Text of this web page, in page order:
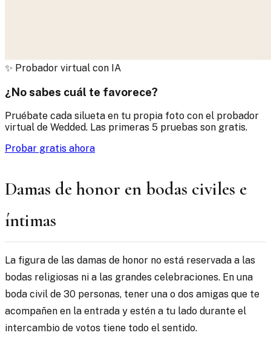
✨ Probador virtual con IA
¿No sabes cuál te favorece?
Pruébate cada silueta en tu propia foto con el probador
virtual de Wedded. Las primeras 5 pruebas son gratis.
Probar gratis ahora
Damas de honor en bodas civiles e
íntimas
La figura de las damas de honor no está reservada a las
bodas religiosas ni a las grandes celebraciones. En una
boda civil de 30 personas, tener una o dos amigas que te
acompañen en la entrada y estén a tu lado durante el
intercambio de votos tiene todo el sentido.